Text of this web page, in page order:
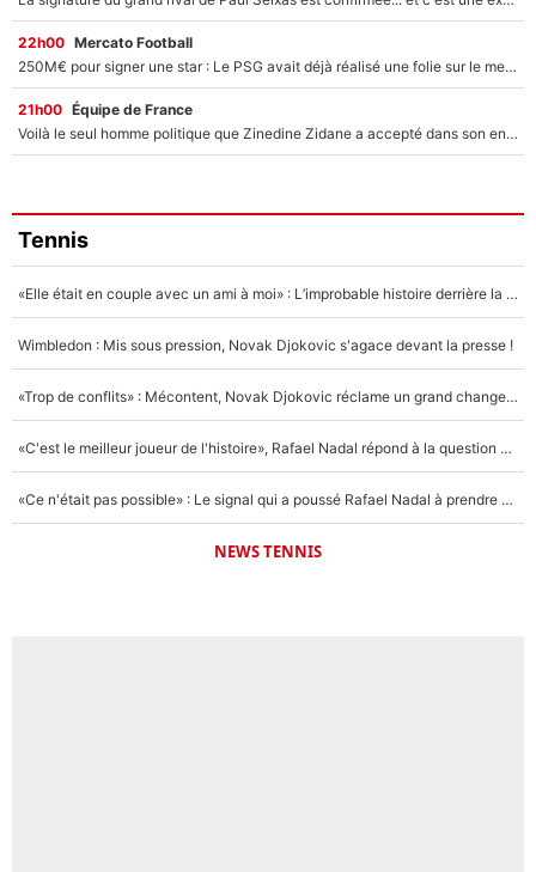
22h00 Mercato Football
250M€ pour signer une star : Le PSG avait déjà réalisé une folie sur le mercato bien avant Neymar !
21h00 Équipe de France
Voilà le seul homme politique que Zinedine Zidane a accepté dans son entourage : «Je garde un très bon souvenir de lui»
Tennis
«Elle était en couple avec un ami à moi» : L’improbable histoire derrière la «seule relation longue» de Novak Djokovic
Wimbledon : Mis sous pression, Novak Djokovic s'agace devant la presse !
«Trop de conflits» : Mécontent, Novak Djokovic réclame un grand changement !
«C'est le meilleur joueur de l'histoire», Rafael Nadal répond à la question que tout le monde se pose !
«Ce n'était pas possible» : Le signal qui a poussé Rafael Nadal à prendre sa retraite !
NEWS TENNIS